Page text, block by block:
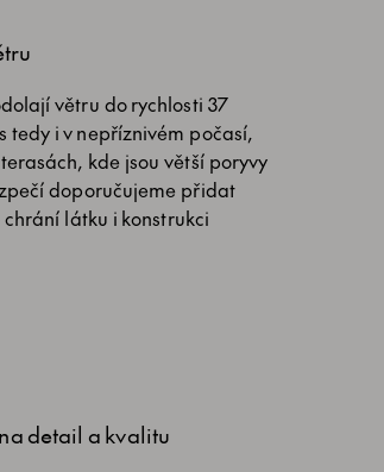
větru do rychlosti 37
tedy i v nepříznivém počasí,
kde jsou větší poryvy
doporučujeme přidat
látku i konstrukci
detail a kvalitu